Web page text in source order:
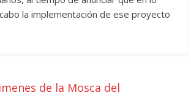
la implementación de ese proyecto
de la Mosca del